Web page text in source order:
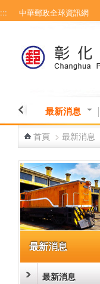
跳到主要內容區塊
::: 中華郵政全球資訊網
最新消息
首頁 > 最新消息
最新消息
最新消息